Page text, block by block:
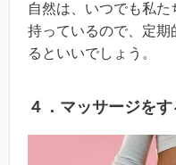
自然は、いつでも私
持っているので、定期
るといいでしょう。
４．マッサージをす